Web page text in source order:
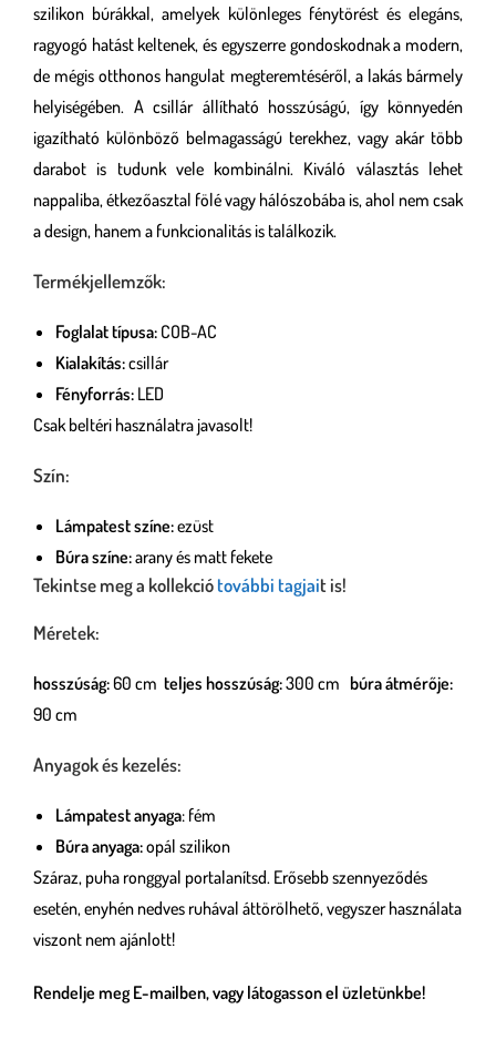
szilikon búrákkal, amelyek különleges fénytörést és elegáns,
ragyogó hatást keltenek, és egyszerre gondoskodnak a modern,
de mégis otthonos hangulat megteremtéséről, a lakás bármely
helyiségében. A csillár állítható hosszúságú, így könnyedén
igazítható különböző belmagasságú terekhez, vagy akár több
darabot is tudunk vele kombinálni. Kiváló választás lehet
nappaliba, étkezőasztal fölé vagy hálószobába is, ahol nem csak
a design, hanem a funkcionalitás is találkozik.
Termékjellemzők:
Foglalat típusa: COB-AC
Kialakítás:csillár
Fényforrás: LED
Csak beltéri használatra javasolt!
Szín:
Lámpatest színe:ezüst
Búra színe:arany és matt fekete
Tekintse meg a kollekciótovábbi tagjait is!
Méretek:
hosszúság:60 cm teljes hosszúság:300 cm búra átmérője:
90 cm
Anyagok és kezelés:
Lámpatest anyaga: fém
Búra anyaga:opál szilikon
Száraz, puha ronggyal portalanítsd. Erősebb szennyeződés
esetén, enyhén nedves ruhával áttörölhető, vegyszer használata
viszont nem ajánlott!
Rendelje meg E-mailben, vagy látogasson el üzletünkbe!